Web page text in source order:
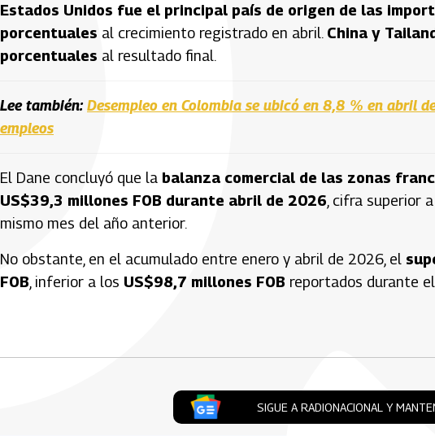
Estados Unidos fue el principal país de origen de las
porcentuales al crecimiento registrado en abril. China y
porcentuales al resultado final.
Lee también: Desempleo en Colombia se ubicó en 8,8 % en abril
empleos
El Dane concluyó que la balanza comercial de las zonas
US$39,3 millones FOB durante abril de 2026 , cifra superior
mismo mes del año anterior.
No obstante, en el acumulado entre enero y abril de 2026, el
FOB , inferior a los US$98,7 millones FOB reportados durante
SIGUE A RADIONACIONAL Y